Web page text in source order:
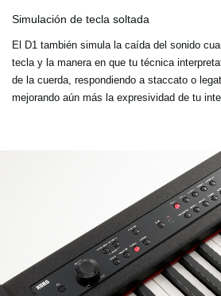
Simulación de tecla soltada
El D1 también simula la caída del sonido
tecla y la manera en que tu técnica
de la cuerda, respondiendo a staccato o
mejorando aún más la expresividad de tu